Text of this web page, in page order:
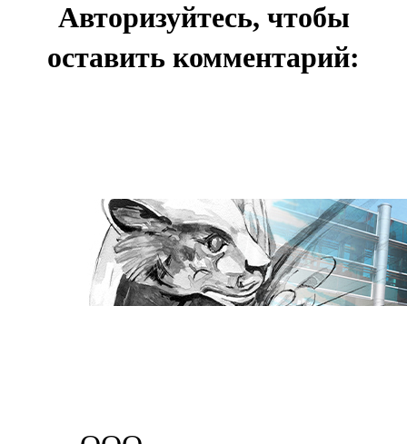
Авторизуйтесь, чтобы
оставить комментарий: